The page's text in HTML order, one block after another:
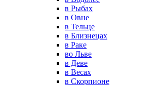
в Рыбах
в Овне
в Тельце
в Близнецах
в Раке
во Льве
в Деве
в Весах
в Скорпионе